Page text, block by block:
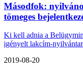
Másodfok:
tömeges
Ki kell adnia a
igényelt lakcím-
2019-08-20